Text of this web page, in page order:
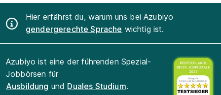
Hier erfährst du, warum uns bei Azubiyo
gendergerechte Sprache wichtig ist.
Azubiyo ist eine der führenden Spezial-
Jobbörsen für
Ausbildung und Duales Studium.